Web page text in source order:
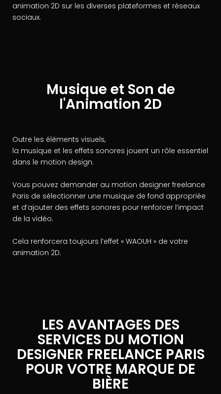
animation 2D sur les diverses plateformes et réseaux
sociaux.
Musique et Son de
l'Animation 2D
Outre les éléments visuels,
la musique et les effets sonores jouent un rôle essentiel
dans le motion design.
Vous pouvez demander au motion designer freelance
Paris de sélectionner une musique de fond appropriée
et d’ajouter des effets sonores pour renforcer l’impact
de la vidéo.
Cela renforcera toujours l’effet « WAOUH » de votre
animation 2D.
LES AVANTAGES DES
SERVICES DU MOTION
DESIGNER FREELANCE PARIS
POUR VOTRE MARQUE DE
BIÈRE